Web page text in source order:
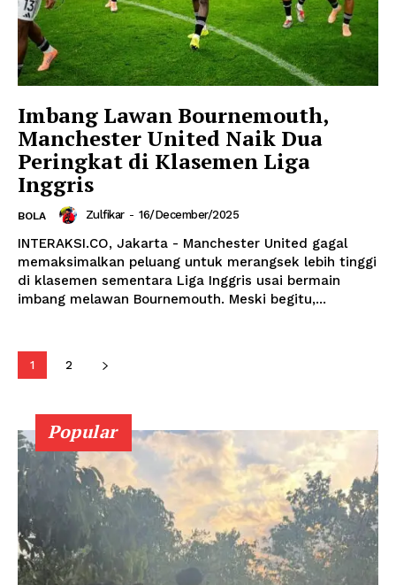
Imbang Lawan Bournemouth,
Manchester United Naik Dua
Peringkat di Klasemen Liga
Inggris
BOLA Zulfikar - 16/December/2025
INTERAKSI.CO, Jakarta - Manchester United gagal
memaksimalkan peluang untuk merangsek lebih tinggi
di klasemen sementara Liga Inggris usai bermain
imbang melawan Bournemouth. Meski begitu,...
1 2
Popular